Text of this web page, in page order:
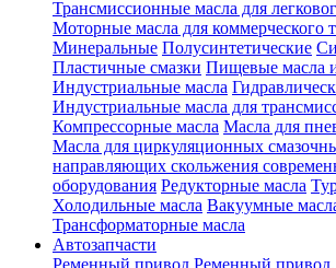
Трансмиссионные масла для
Моторные масла для коммерческого
Минеральные Полусинтетические
Пластичные смазки Пищевые масла
Индустриальные масла
Индустриальные масла для
Компрессорные масла Масла для
Масла для циркуляционных
направляющих скольжения
оборудования Редукторные масла
Холодильные масла Вакуумные
Трансформаторные масла
Автозапчасти
Ременный привод Ременный